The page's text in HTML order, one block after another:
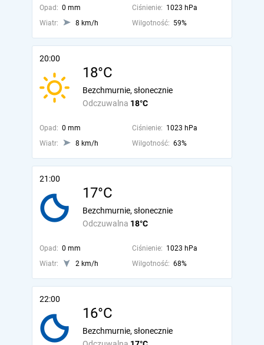
Opad: 0 mm Ciśnienie: 1023 hPa
Wiatr:
8 km/h Wilgotność: 59%
20:00
18°C
Odczuwalna 18°C
Bezchmurnie, słonecznie
Opad: 0 mm Ciśnienie: 1023 hPa
Wiatr:
8 km/h Wilgotność: 63%
21:00
17°C
Odczuwalna 18°C
Bezchmurnie, słonecznie
Opad: 0 mm Ciśnienie: 1023 hPa
Wiatr:
2 km/h Wilgotność: 68%
22:00
16°C
Bezchmurnie, słonecznie